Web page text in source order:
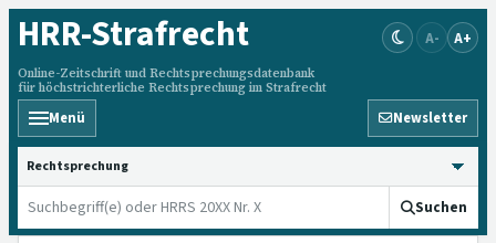
HRR-Strafrecht
Online-Zeitschrift und Rechtsprechungsdatenbank
für höchstrichterliche Rechtsprechung im Strafrecht
A- A+
Menü Newsletter
HRRS durchsuchen
Suchen